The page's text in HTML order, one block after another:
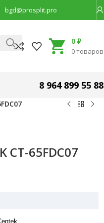
bgd@prosplit.pro
0товаров
0 ₽
8 964 899 55 88
65FDC07